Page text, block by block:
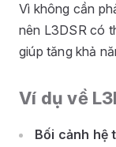
Vì không cần
nên L3DSR có
giúp tăng khả
Ví dụ về
Bối cảnh hệ